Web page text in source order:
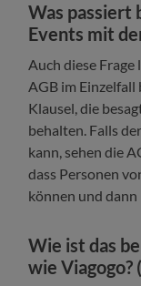
Was passiert
Events mit
Auch diese
AGB im Einzelfall
Klausel, die
behalten. Falls
kann, sehen die
dass Personen
können und
Wie ist das
wie Viagogo?